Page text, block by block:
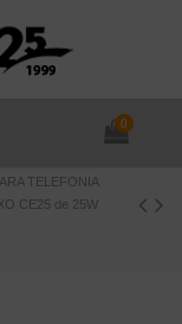
0
TELEFONIA
CE25 de 25W